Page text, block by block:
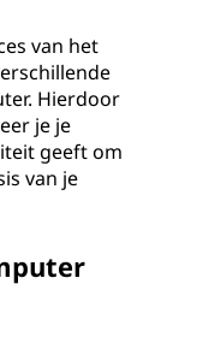
van het
Hierdoor
je je
geeft om
van je